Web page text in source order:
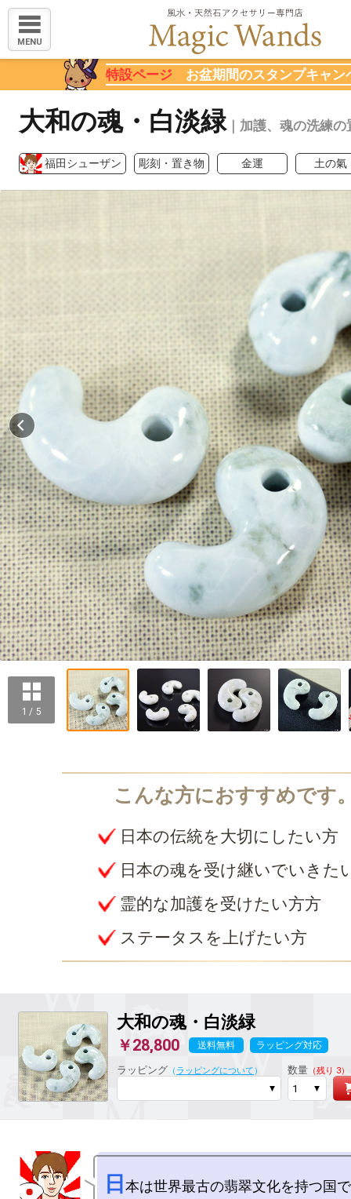
MENU
特設ページ お盆期間のスタンプキャン
大和の魂・白淡緑｜加護、魂の洗練の
福田シューザン 彫刻・置き物 金運 土の氣
1 / 5
日本の伝統を大切にしたい方
日本の魂を受け継いでいきた
霊的な加護を受けたい方方
ステータスを上げたい方
大和の魂・白淡緑
￥28,800 送料無料 ラッピング対応
ラッピング （ ラッピングについて ） 数量（残り 3）
日 本は世界最古の翡翠文化を持つ国